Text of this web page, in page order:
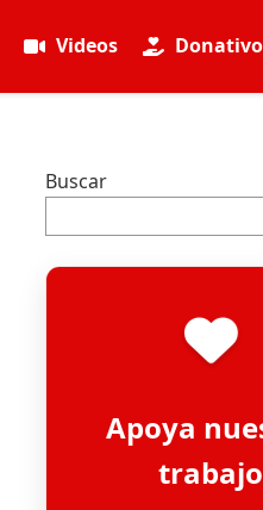
Videos
Buscar
Apoya
trabajo